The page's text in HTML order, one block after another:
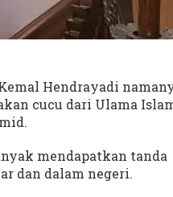
Hendrayadi
cucu dari Ulama
mendapatkan tanda
dan dalam negeri.